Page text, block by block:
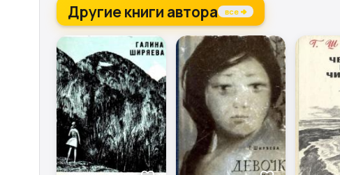
Другие книги автора все →